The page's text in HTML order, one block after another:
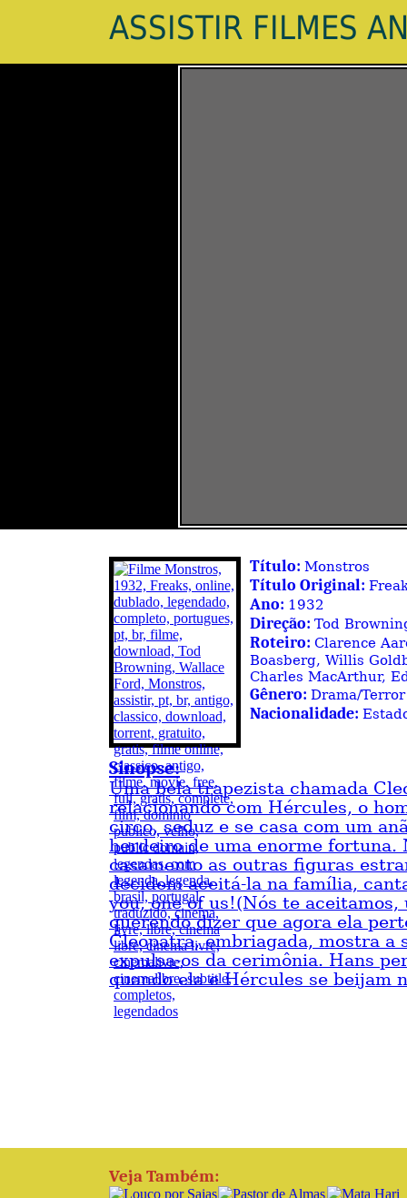
ASSISTIR FILMES
Título: Monstros
Título Original:
Ano: 1932
Direção: Tod
Roteiro: Clarence
Boasberg, Willis
Charles MacArthur,
Gênero: Drama/Terror
Nacionalidade:
Sinopse:
Uma bela trapezista chamada
relacionando com Hércules, o
circo, seduz e se casa com um
herdeiro de uma enorme fortuna.
casamento as outras figuras
decidem aceitá-la na família,
you, one of us!(Nós te aceitamos,
querendo dizer que agora ela
Cleopatra, embriagada, mostra a
expulsa-os da cerimônia. Hans
quando ela e Hércules se beijam
Veja Também: